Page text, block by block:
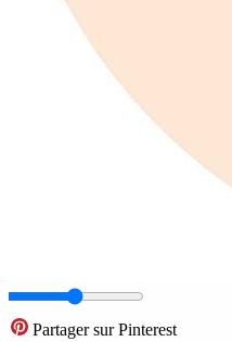
Partager sur Pinterest